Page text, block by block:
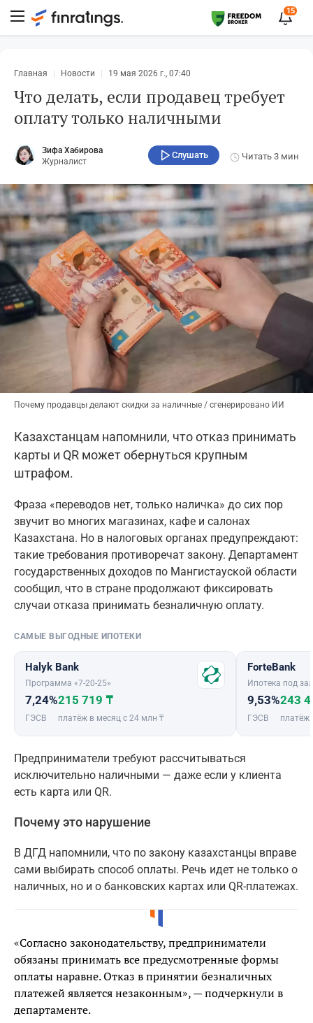
15
Главная Новости 19 мая 2026 г., 07:40
Что делать, если продавец требует
оплату только наличными
Зифа Хабирова
Журналист
Слушать Читать 3 мин
Почему продавцы делают скидки за наличные / сгенерировано ИИ
Казахстанцам напомнили, что отказ принимать
карты и QR может обернуться крупным
штрафом.
Фраза «переводов нет, только наличка» до сих пор
звучит во многих магазинах, кафе и салонах
Казахстана. Но в налоговых органах предупреждают:
такие требования противоречат закону. Департамент
государственных доходов по Мангистауской области
сообщил, что в стране продолжают фиксировать
случаи отказа принимать безналичную оплату.
САМЫЕ ВЫГОДНЫЕ ИПОТЕКИ
Halyk Bank
Программа «7-20-25»
7,24%
ГЭСВ
215 719 ₸
платёж в месяц с 24 млн ₸
ForteBank
Ипотека под
9,53%
ГЭСВ
243
платёж
Предприниматели требуют рассчитываться
исключительно наличными — даже если у клиента
есть карта или QR.
Почему это нарушение
В ДГД напомнили, что по закону казахстанцы вправе
сами выбирать способ оплаты. Речь идет не только о
наличных, но и о банковских картах или QR-платежах.
«Согласно законодательству, предприниматели
обязаны принимать все предусмотренные формы
оплаты наравне. Отказ в принятии безналичных
платежей является незаконным», — подчеркнули в
департаменте.